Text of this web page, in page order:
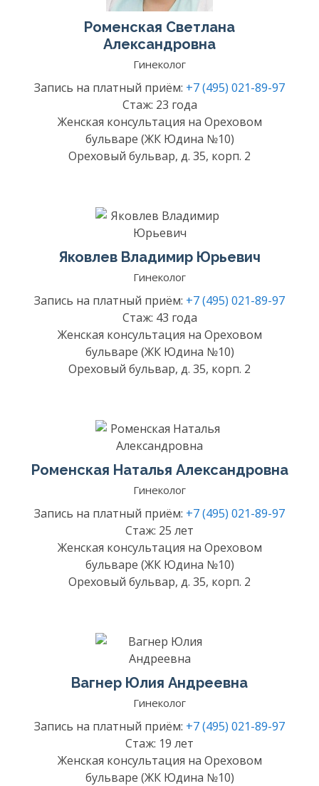
Роменская Светлана
Александровна
Гинеколог
Запись на платный приём: +7 (495) 021-89-97
Стаж: 23 года
Женская консультация на Ореховом
бульваре (ЖК Юдина №10)
Ореховый бульвар, д. 35, корп. 2
Яковлев Владимир Юрьевич
Гинеколог
Запись на платный приём: +7 (495) 021-89-97
Стаж: 43 года
Женская консультация на Ореховом
бульваре (ЖК Юдина №10)
Ореховый бульвар, д. 35, корп. 2
Роменская Наталья Александровна
Гинеколог
Запись на платный приём: +7 (495) 021-89-97
Стаж: 25 лет
Женская консультация на Ореховом
бульваре (ЖК Юдина №10)
Ореховый бульвар, д. 35, корп. 2
Вагнер Юлия Андреевна
Гинеколог
Запись на платный приём: +7 (495) 021-89-97
Стаж: 19 лет
Женская консультация на Ореховом
бульваре (ЖК Юдина №10)